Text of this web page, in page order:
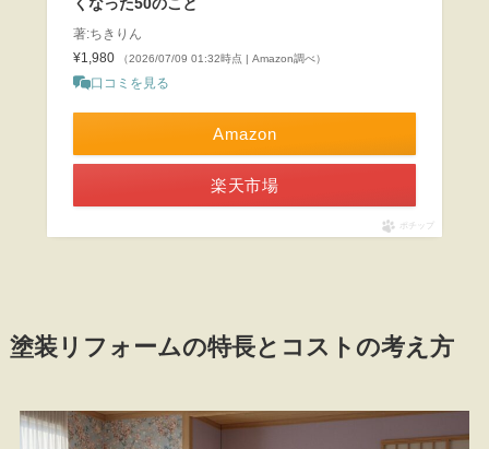
著:ちきりん
¥1,980
（2026/07/09 01:32時点 | Amazon調べ）
口コミを見る
Amazon
楽天市場
ポチップ
塗装リフォームの特長とコストの考え方